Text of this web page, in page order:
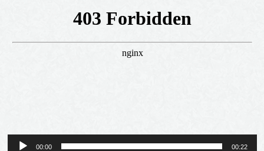
Reproductor
00:00 00:22